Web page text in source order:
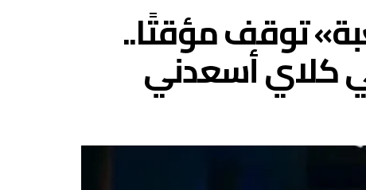
توقف مؤقتًا..
كلاي أسعدني